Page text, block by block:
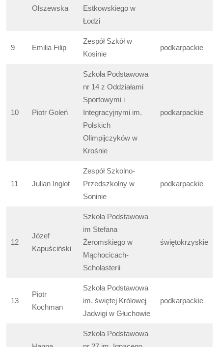
Olszewska
Estkowskiego w
Łodzi
9 Emilia Filip
Zespół Szkół w
Kosinie
podkarpackie
10 Piotr Goleń
Szkoła Podstawowa
nr 14 z Oddziałami
Sportowymi i
Integracyjnymi im.
Polskich
Olimpijczyków w
Krośnie
podkarpackie
11 Julian Inglot
Zespół Szkolno-
Przedszkolny w
Soninie
podkarpackie
12
Józef
Kapuściński
Szkoła Podstawowa
im Stefana
Żeromskiego w
Mąchocicach-
Scholasterii
świętokrzyskie
13
Piotr
Kochman
Szkoła Podstawowa
im. świętej Królowej
Jadwigi w Głuchowie
podkarpackie
Szkoła Podstawowa